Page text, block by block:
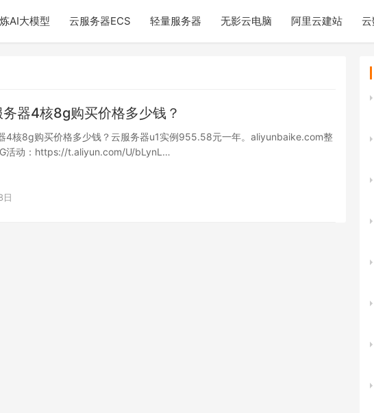
AI大模型 云服务器ECS 轻量服务器 无影云电脑 阿里云建站
器4核8g购买价格多少钱？
4核8g购买价格多少钱？云服务器u1实例955.58元一年。aliyunbaike.com整
活动：https://t.aliyun.com/U/bLynL…
日